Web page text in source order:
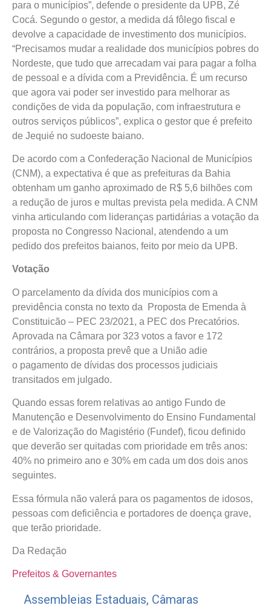
para o municípios”, defende o presidente da UPB, Zé
Cocá. Segundo o gestor, a medida dá fôlego fiscal e
devolve a capacidade de investimento dos municípios.
“Precisamos mudar a realidade dos municípios pobres do
Nordeste, que tudo que arrecadam vai para pagar a folha
de pessoal e a dívida com a Previdência. É um recurso
que agora vai poder ser investido para melhorar as
condições de vida da população, com infraestrutura e
outros serviços públicos”, explica o gestor que é prefeito
de Jequié no sudoeste baiano.
De acordo com a Confederação Nacional de Municípios
(CNM), a expectativa é que as prefeituras da Bahia
obtenham um ganho aproximado de R$ 5,6 bilhões com
a redução de juros e multas prevista pela medida. A CNM
vinha articulando com lideranças partidárias a votação da
proposta no Congresso Nacional, atendendo a um
pedido dos prefeitos baianos, feito por meio da UPB.
Votação
O parcelamento da dívida dos municípios com a
previdência consta no texto da Proposta de Emenda à
Constituicão – PEC 23/2021, a PEC dos Precatórios.
Aprovada na Câmara por 323 votos a favor e 172
contrários, a proposta prevê que a União adie
o pagamento de dívidas dos processos judiciais
transitados em julgado.
Quando essas forem relativas ao antigo Fundo de
Manutenção e Desenvolvimento do Ensino Fundamental
e de Valorização do Magistério (Fundef), ficou definido
que deverão ser quitadas com prioridade em três anos:
40% no primeiro ano e 30% em cada um dos dois anos
seguintes.
Essa fórmula não valerá para os pagamentos de idosos,
pessoas com deficiência e portadores de doença grave,
que terão prioridade.
Da Redação
Prefeitos & Governantes
Assembleias Estaduais, Câmaras